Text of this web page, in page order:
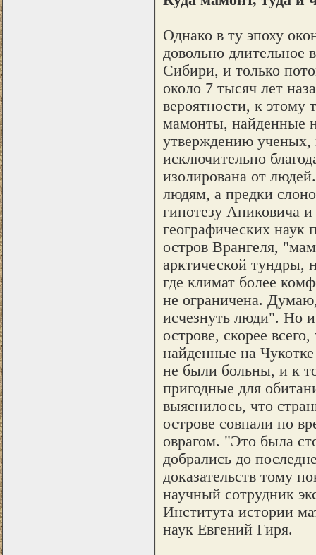
Однако в ту эпоху
довольно
Сибири, и только
около 7 тысяч лет
вероятности, к
мамонты, найденные
утверждению ученых,
исключительно
изолирована от
людям, а предки
гипотезу Аниковича
географических наук
остров Врангеля,
арктической тундры,
где климат более
не ограничена.
исчезнуть люди". Но
острове, скорее
найденные на
не были больны, и к
пригодные для
выяснилось, что
острове совпали по
оврагом. "Это была
добрались до
доказательств тому
научный сотрудник
Института истории
наук Евгений Гиря.